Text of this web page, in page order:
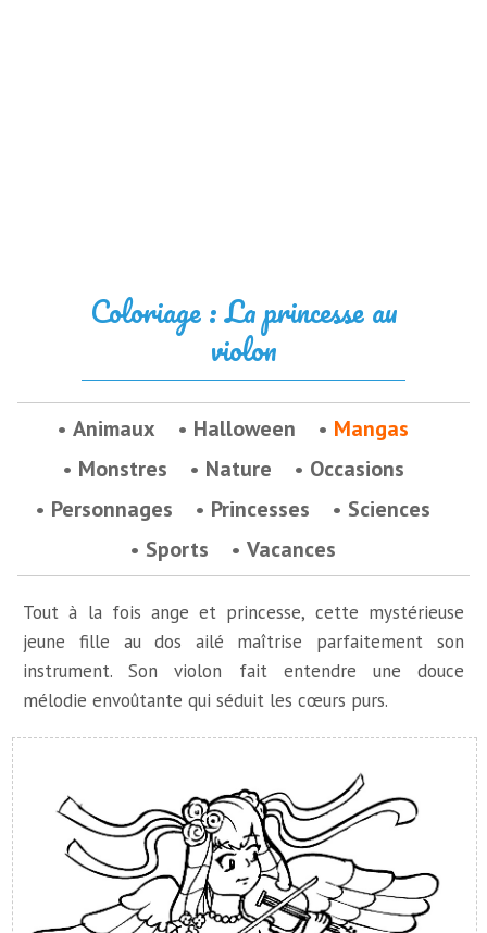
Coloriage : La princesse au
violon
Animaux Halloween
Mangas
Monstres
Nature
Occasions
Personnages
Princesses
Sciences
Sports
Vacances
Tout à la fois ange et princesse, cette mystérieuse
jeune fille au dos ailé maîtrise parfaitement son
instrument. Son violon fait entendre une douce
mélodie envoûtante qui séduit les cœurs purs.